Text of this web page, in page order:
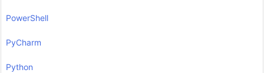
PowerShell
PyCharm
Python